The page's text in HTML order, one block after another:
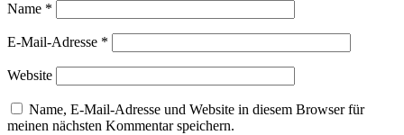
Name *
E-Mail-Adresse *
Website
Name, E-Mail-Adresse und Website in diesem Browser für
meinen nächsten Kommentar speichern.